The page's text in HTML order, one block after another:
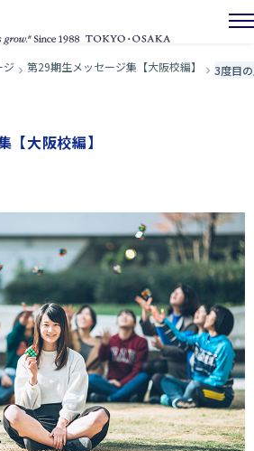
ジ 第29期生メッセージ集【大阪校編】 3度目
【大阪校編】